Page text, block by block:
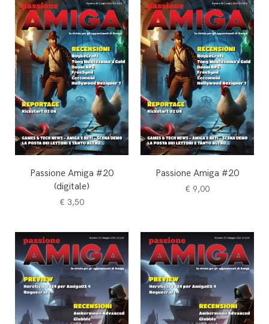
Passione Amiga #20
(digitale)
€ 3,50
Passione Amiga #20
€ 9,00